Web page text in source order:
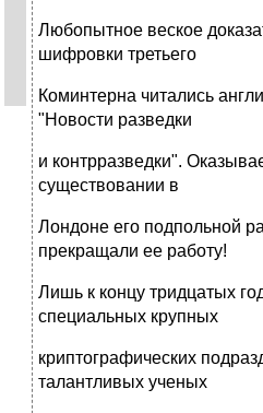
Любопытное веское
шифровки третьего
Коминтерна читались
"Новости разведки
и контрразведки".
существовании в
Лондоне его подпольной
прекращали ее работу!
Лишь к концу тридцатых
специальных крупных
криптографических
талантливых ученых